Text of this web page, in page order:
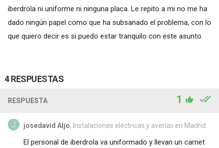
iberdrola ni uniforme ni ninguna placa. Le repito a mi no me ha
dado ningún papel como que ha subsanado el problema, con lo
que quiero decir es si puedo estar tranquilo con este asunto.
4 RESPUESTAS
RESPUESTA 1
josedavid Aljo, Instalaciones eléctricas y averías en Madrid.
El personal de iberdrola va uniformado y llevan un carnet